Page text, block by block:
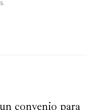
convenio para